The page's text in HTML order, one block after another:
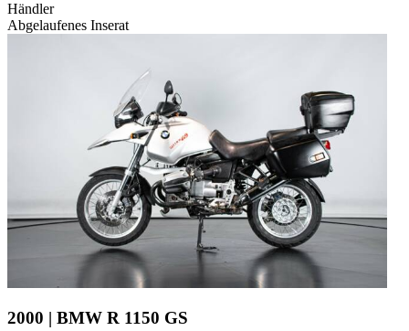
Händler
Abgelaufenes Inserat
2000 | BMW R 1150 GS